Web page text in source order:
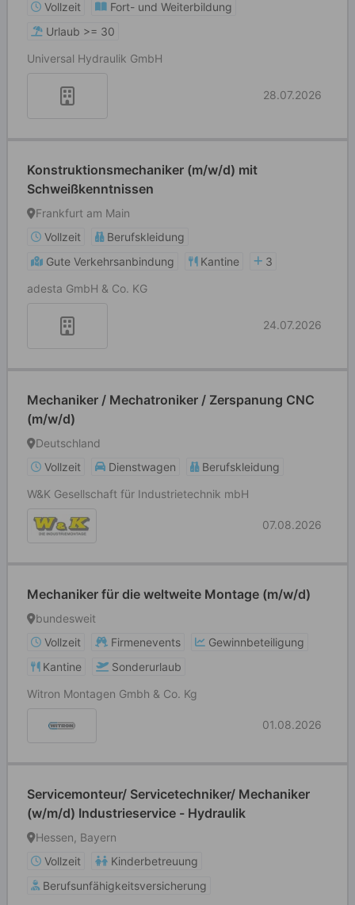
Vollzeit
Fort- und Weiterbildung
Urlaub >= 30
Universal Hydraulik GmbH
28.07.2026
Konstruktionsmechaniker (m/w/d) mit
Schweißkenntnissen
Frankfurt am Main
Vollzeit
Berufskleidung
Gute Verkehrsanbindung
Kantine
3
adesta GmbH & Co. KG
24.07.2026
Mechaniker / Mechatroniker / Zerspanung CNC
(m/w/d)
Deutschland
Vollzeit
Dienstwagen
Berufskleidung
W&K Gesellschaft für Industrietechnik mbH
07.08.2026
Mechaniker für die weltweite Montage (m/w/d)
bundesweit
Vollzeit
Firmenevents
Gewinnbeteiligung
Kantine
Sonderurlaub
Witron Montagen Gmbh & Co. Kg
01.08.2026
Servicemonteur/ Servicetechniker/ Mechaniker
(w/m/d) Industrieservice - Hydraulik
Hessen, Bayern
Vollzeit
Kinderbetreuung
Berufsunfähigkeitsversicherung